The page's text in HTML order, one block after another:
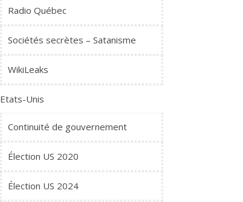
Radio Québec
Sociétés secrètes – Satanisme
WikiLeaks
Etats-Unis
Continuité de gouvernement
Élection US 2020
Élection US 2024